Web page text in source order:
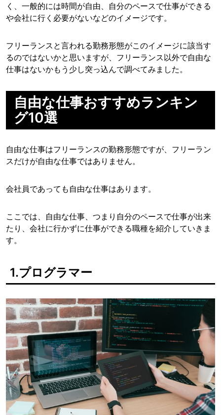
く、一般的には時間が自由、自分のペースで仕事ができる
や会社に行く必要がないなどのイメージです。
フリーランスと言われる勤務形態がこのイメージに該当す
るのではないかと思いますが、フリーランス以外で自由な
仕事はないかもう少し突っ込んで調べてみました。
自由な仕事おすすめランキン
グ10選
自由な仕事はフリーランスの勤務形態ですが、フリーラン
スだけが自由な仕事ではありません。
会社員であっても自由な仕事はあります。
ここでは、自由な仕事、つまり自分のペースで仕事が出来
たり、会社に行かずに仕事ができる職種を紹介していきま
す。
1.プログラマー